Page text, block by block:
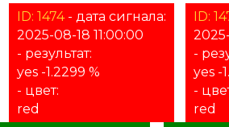
ID: 1474- дата сигнала:
2025-08-18 11:00:00
- результат:
yes -1.2299 %
- цвет:
red
ID:
-
yes -
-
red